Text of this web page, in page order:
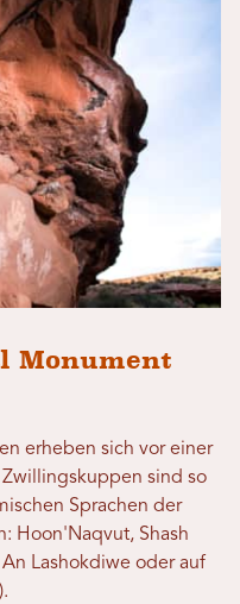
Monument
erheben sich vor einer
sind so
Sprachen der
Hoon'Naqvut, Shash
Lashokdiwe oder auf